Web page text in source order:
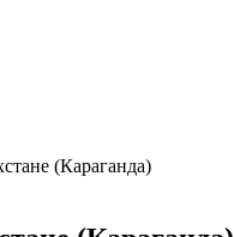
(Караганда)